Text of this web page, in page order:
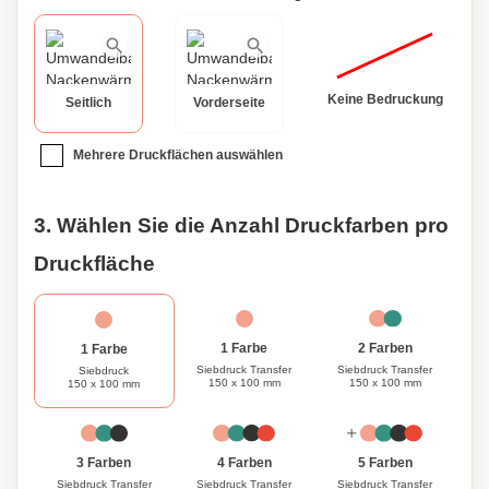
Polyesterfleece-Halswärmer.
Seitlich Vorderseite Keine Bedruckung
Mehrere Druckflächen auswählen
3. Wählen Sie die Anzahl Druckfarben pro
Druckfläche
1 Farbe
Siebdruck
150 x 100 mm
1 Farbe
Siebdruck Transfer
150 x 100 mm
2 Farben
Siebdruck Transfer
150 x 100 mm
3 Farben
Siebdruck Transfer
4 Farben
Siebdruck Transfer
5 Farben
Siebdruck Transfer